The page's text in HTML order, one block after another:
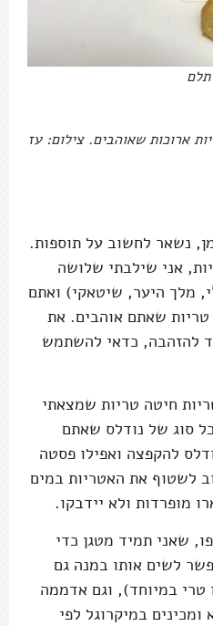
תלם
ארוכות שאוהבים. צילום: עז
נשאר לחשוב על תוספות.
אני שילבתי שלושה
מלך היער, שיטאקי) ואתם
טריות שאתם אוהבים. את
להזהבה, כדאי להשתמש
חיטה טריות שמצאתי
סוג של נודלס שאתם
להקפצה ואפילו פסטה
לשטוף את האטריות במים
מופרדות ולא יידבקו.
שאני תמיד מטגן כדי
לשים אותו במנה גם
טרי במיוחד), וגם אדממה
במיקרוגל לפי